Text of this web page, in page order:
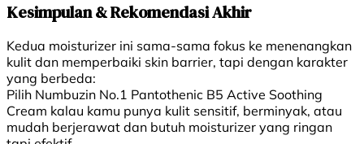
Kesimpulan & Rekomendasi Akhir
Kedua moisturizer ini sama-sama fokus ke menenangkan
kulit dan memperbaiki skin barrier, tapi dengan karakter
yang berbeda:
Pilih Numbuzin No.1 Pantothenic B5 Active Soothing
Cream kalau kamu punya kulit sensitif, berminyak, atau
mudah berjerawat dan butuh moisturizer yang ringan